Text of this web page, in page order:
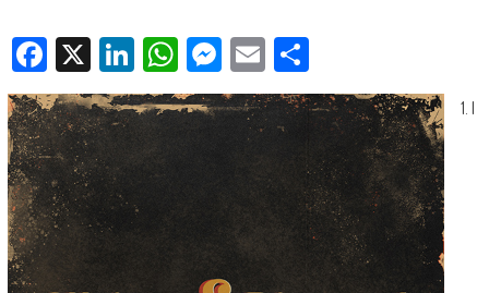
Facebook
X LinkedIn
WhatsApp
Messenger
EmailPartager
1. I